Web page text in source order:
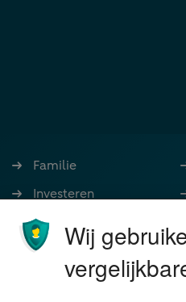
Familie
Investeren
Ondernemen
Stoppen met werken
Wonen
Wij